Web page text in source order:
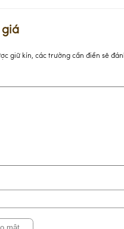
giữ kín, các trường cần điền sẽ